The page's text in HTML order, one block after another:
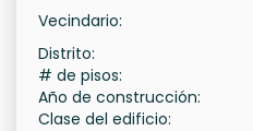
Vecindario:
Distrito:
# de pisos:
Año de construcción:
Clase del edificio: